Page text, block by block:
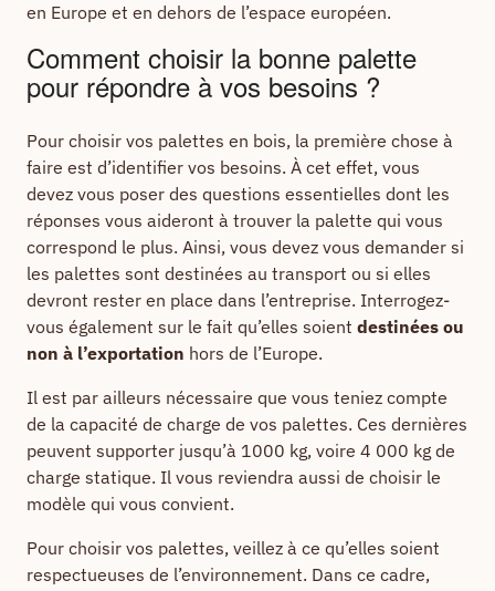
en Europe et en dehors de l’espace européen.
Comment choisir la bonne palette
pour répondre à vos besoins ?
Pour choisir vos palettes en bois, la première chose à
faire est d’identifier vos besoins. À cet effet, vous
devez vous poser des questions essentielles dont les
réponses vous aideront à trouver la palette qui vous
correspond le plus. Ainsi, vous devez vous demander si
les palettes sont destinées au transport ou si elles
devront rester en place dans l’entreprise. Interrogez-
vous également sur le fait qu’elles soient destinées ou
non à l’exportation hors de l’Europe.
Il est par ailleurs nécessaire que vous teniez compte
de la capacité de charge de vos palettes. Ces dernières
peuvent supporter jusqu’à 1000 kg, voire 4 000 kg de
charge statique. Il vous reviendra aussi de choisir le
modèle qui vous convient.
Pour choisir vos palettes, veillez à ce qu’elles soient
respectueuses de l’environnement. Dans ce cadre,